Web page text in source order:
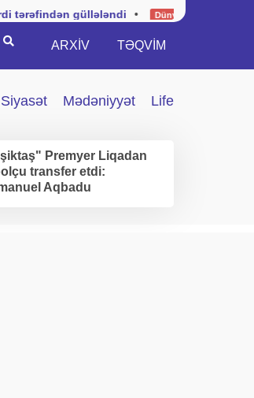
güllələndi • Dünya Kuba hərbi vəziyyətin
Search ARXİV TƏQVIM
Siyasət Mədəniyyət Life
Premyer Liqadan
transfer etdi:
Aqbadu